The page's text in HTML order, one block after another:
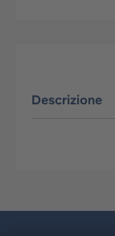
Descrizione